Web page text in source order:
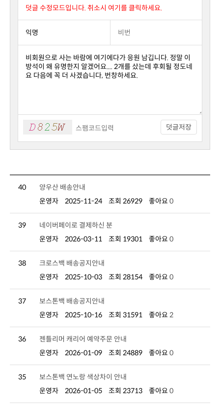
덧글 수정모드입니다. 취소시 여기를 클릭하세요.
덧글저장
40
양우산 배송안내
운영자
2025-11-24 조회 26929 좋아요 0
39
네이버페이로 결제하신 분
운영자
2026-03-11 조회 19301 좋아요 0
38
크로스백 배송공지안내
운영자
2025-10-03 조회 28154 좋아요 0
37
보스톤백 배송공지안내
운영자
2025-10-16 조회 31591 좋아요 2
36
젠틀리머 캐리어 예약주문 안내
운영자
2026-01-09 조회 24889 좋아요 0
35
보스톤백 연노랑 색상차이 안내
운영자
2026-01-05 조회 23713 좋아요 0